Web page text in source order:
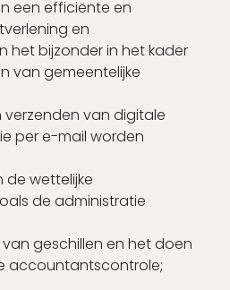
een efficiënte en
en
het bijzonder in het kader
van gemeentelijke
verzenden van digitale
per e-mail worden
de wettelijke
de administratie
geschillen en het doen
accountantscontrole;